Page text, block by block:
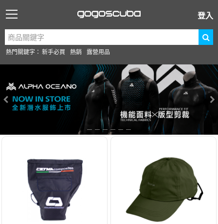
登入
熱門關鍵字： 新手必買 熱銷 露營用品